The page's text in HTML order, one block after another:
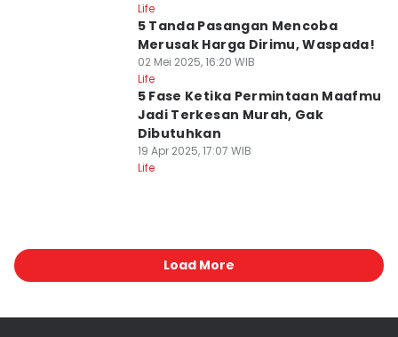
Life
5 Tanda Pasangan Mencoba
Merusak Harga Dirimu, Waspada!
02 Mei 2025, 16:20 WIB
Life
5 Fase Ketika Permintaan Maafmu
Jadi Terkesan Murah, Gak
Dibutuhkan
19 Apr 2025, 17:07 WIB
Life
Load More